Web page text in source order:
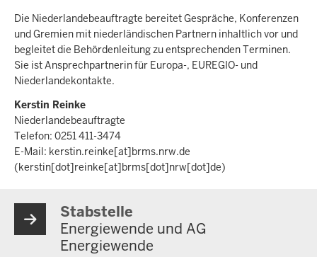
Die Niederlandebeauftragte bereitet Gespräche, Konferenzen
und Gremien mit niederländischen Partnern inhaltlich vor und
begleitet die Behördenleitung zu entsprechenden Terminen.
Sie ist Ansprechpartnerin für Europa-, EUREGIO- und
Niederlandekontakte.
Kerstin Reinke
Niederlandebeauftragte
Telefon: 0251 411-3474
E-Mail: kerstin.reinke[at]brms.nrw.de
(kerstin[dot]reinke[at]brms[dot]nrw[dot]de)
Stabstelle
Energiewende und AG
Energiewende